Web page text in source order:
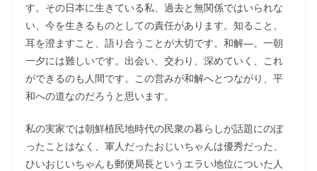
す。その日本に生きている私、過去と無関係ではいられな
い、今を生きるものとしての責任があります。知ること、
耳を澄ますこと、語り合うことが大切です。和解―。一朝
一夕には難しいです。出会い、交わり、深めていく、これ
ができるのも人間です。この営みが和解へとつながり、平
和への道なのだろうと思います。
私の実家では朝鮮植民地時代の民衆の暮らしが話題にのぼ
ったことはなく、軍人だったおじいちゃんは優秀だった、
ひいおじいちゃんも郵便局長というエラい地位についた人